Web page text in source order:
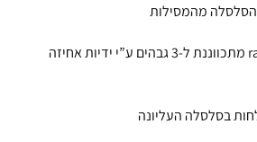
הסלסלה מהמסילות
סלסלה עליונה rackMatic מתכווננת ל-3 גבהים ע”י ידיות אחיזה